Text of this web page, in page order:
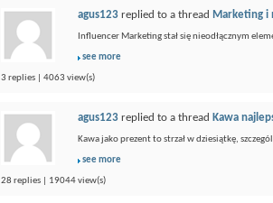
agus123 replied to a thread Marketing i
Influencer Marketing stał się nieodłącznym
see more
3 replies | 4063 view(s)
agus123 replied to a thread Kawa
Kawa jako prezent to strzał w dziesiątkę,
see more
28 replies | 19044 view(s)